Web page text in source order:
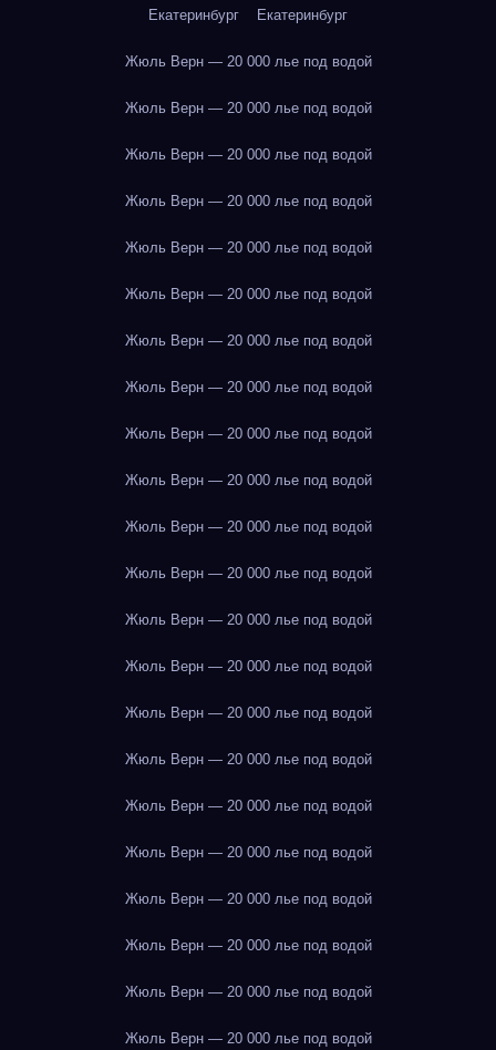
Екатеринбург Екатеринбург
Жюль Верн — 20 000 лье под водой
Жюль Верн — 20 000 лье под водой
Жюль Верн — 20 000 лье под водой
Жюль Верн — 20 000 лье под водой
Жюль Верн — 20 000 лье под водой
Жюль Верн — 20 000 лье под водой
Жюль Верн — 20 000 лье под водой
Жюль Верн — 20 000 лье под водой
Жюль Верн — 20 000 лье под водой
Жюль Верн — 20 000 лье под водой
Жюль Верн — 20 000 лье под водой
Жюль Верн — 20 000 лье под водой
Жюль Верн — 20 000 лье под водой
Жюль Верн — 20 000 лье под водой
Жюль Верн — 20 000 лье под водой
Жюль Верн — 20 000 лье под водой
Жюль Верн — 20 000 лье под водой
Жюль Верн — 20 000 лье под водой
Жюль Верн — 20 000 лье под водой
Жюль Верн — 20 000 лье под водой
Жюль Верн — 20 000 лье под водой
Жюль Верн — 20 000 лье под водой